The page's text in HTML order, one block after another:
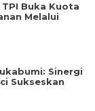
Buka Kuota
Melalui
Sinergi
Sukseskan